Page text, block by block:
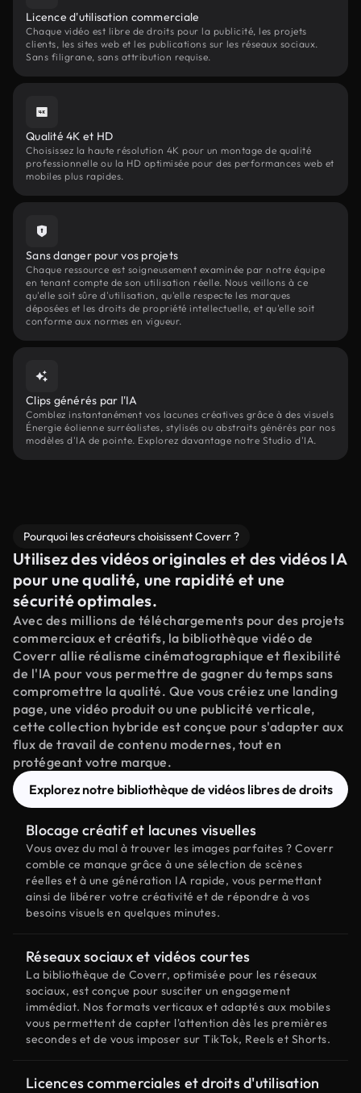
Licence d'utilisation commerciale
Chaque vidéo est libre de droits pour la publicité, les projets
clients, les sites web et les publications sur les réseaux sociaux.
Sans filigrane, sans attribution requise.
Qualité 4K et HD
Choisissez la haute résolution 4K pour un montage de qualité
professionnelle ou la HD optimisée pour des performances web et
mobiles plus rapides.
Sans danger pour vos projets
Chaque ressource est soigneusement examinée par notre équipe
en tenant compte de son utilisation réelle. Nous veillons à ce
qu'elle soit sûre d'utilisation, qu'elle respecte les marques
déposées et les droits de propriété intellectuelle, et qu'elle soit
conforme aux normes en vigueur.
Clips générés par l'IA
Comblez instantanément vos lacunes créatives grâce à des visuels
Énergie éolienne surréalistes, stylisés ou abstraits générés par nos
modèles d'IA de pointe. Explorez davantage notre Studio d'IA.
Pourquoi les créateurs choisissent Coverr ?
Utilisez des vidéos originales et des vidéos IA
pour une qualité, une rapidité et une
sécurité optimales.
Avec des millions de téléchargements pour des projets
commerciaux et créatifs, la bibliothèque vidéo de
Coverr allie réalisme cinématographique et flexibilité
de l'IA pour vous permettre de gagner du temps sans
compromettre la qualité. Que vous créiez une landing
page, une vidéo produit ou une publicité verticale,
cette collection hybride est conçue pour s'adapter aux
flux de travail de contenu modernes, tout en
protégeant votre marque.
Explorez notre bibliothèque de vidéos libres de droits
Blocage créatif et lacunes visuelles
Vous avez du mal à trouver les images parfaites ? Coverr
comble ce manque grâce à une sélection de scènes
réelles et à une génération IA rapide, vous permettant
ainsi de libérer votre créativité et de répondre à vos
besoins visuels en quelques minutes.
Réseaux sociaux et vidéos courtes
La bibliothèque de Coverr, optimisée pour les réseaux
sociaux, est conçue pour susciter un engagement
immédiat. Nos formats verticaux et adaptés aux mobiles
vous permettent de capter l'attention dès les premières
secondes et de vous imposer sur TikTok, Reels et Shorts.
Licences commerciales et droits d'utilisation